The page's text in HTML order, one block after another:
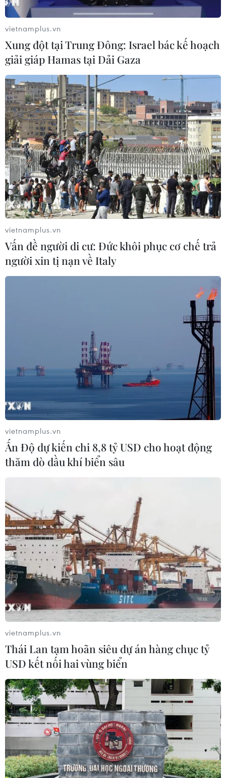
Quảng Ninh: Mang lại trải nghiệm đặc
biệt cho du khách dịp nghỉ lễ
03/05/2022 22:00
Trong dịp lễ, số khách lưu trú trên địa bàn tỉnh Quảng
Ninh tăng mạnh với khoảng 102.000 lượt khách, giúp
các khách sạn 4-5 sao có tỷ lệ lấp đầy đạt khoảng
90%; các khách sạn 3 sao trở xuống đạt 65%.
Du lịch Quảng Ninh phục hồi mạnh mẽ,
thu hút hàng triệu lượt du khách
28/06/2022 01:16
Tổng lượng khách du lịch ước tính trong 6 tháng đầu
năm đạt 5,5 triệu lượt, tăng 120% so với cùng kỳ năm
trước; tổng doanh thu du lịch ước đạt 12.129 tỷ đồng,
tăng 131,03% so với cùng kỳ năm ngoái.
10 hoạt động không thể bỏ lỡ trong hành
trình khám phá Vịnh Hạ Long
17/07/2022 02:54
Trang thông tin du lịch quốc tế nổi tiếng The Travel vừa
đăng bài viết gợi ý những hoạt động không thể bỏ lỡ
trong hành trình khám phá Vịnh Hạ Long - kỳ quan thiên
nhiên thế giới.
vietnamplus.vn
Xung đột tại Trung Đông: Israel bác kế hoạch
giải giáp Hamas tại Dải Gaza
vietnamplus.vn
Vấn đề người di cư: Đức khôi phục cơ chế trả
người xin tị nạn về Italy
vietnamplus.vn
Ấn Độ dự kiến chi 8,8 tỷ USD cho hoạt động
thăm dò dầu khí biển sâu
vietnamplus.vn
Thái Lan tạm hoãn siêu dự án hàng chục tỷ
USD kết nối hai vùng biển